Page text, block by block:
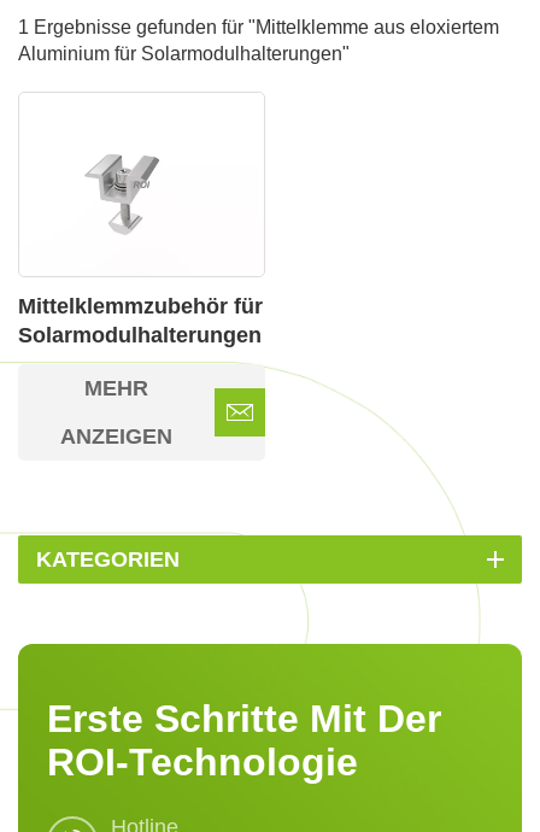
1 Ergebnisse gefunden für "Mittelklemme aus eloxiertem
Aluminium für Solarmodulhalterungen"
Mittelklemmzubehör für
Solarmodulhalterungen
für Dachtypen
MEHR
ANZEIGEN
KATEGORIEN
Erste Schritte Mit Der
ROI-Technologie
Hotline